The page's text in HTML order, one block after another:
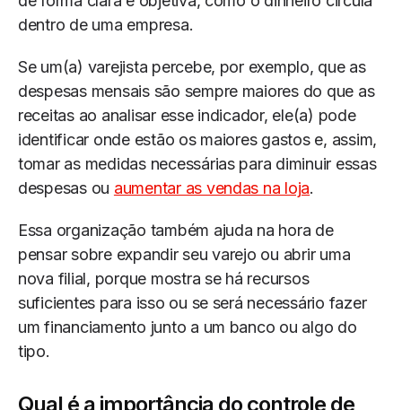
dentro de uma empresa.
Se um(a) varejista percebe, por exemplo, que as
despesas mensais são sempre maiores do que as
receitas ao analisar esse indicador, ele(a) pode
identificar onde estão os maiores gastos e, assim,
tomar as medidas necessárias para diminuir essas
despesas ou aumentar as vendas na loja.
Essa organização também ajuda na hora de
pensar sobre expandir seu varejo ou abrir uma
nova filial, porque mostra se há recursos
suficientes para isso ou se será necessário fazer
um financiamento junto a um banco ou algo do
tipo.
Qual é a importância do controle de